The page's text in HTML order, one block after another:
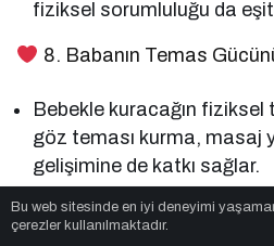
fiziksel sorumluluğu da
8. Babanın Temas
Bebekle kuracağın
göz teması kurma, masaj
gelişimine de katkı sağlar.
Senin sesin, dokunuşun,
hem annenin güvende
Bu web sitesinde en iyi deneyimi
çerezler kullanılmaktadır.